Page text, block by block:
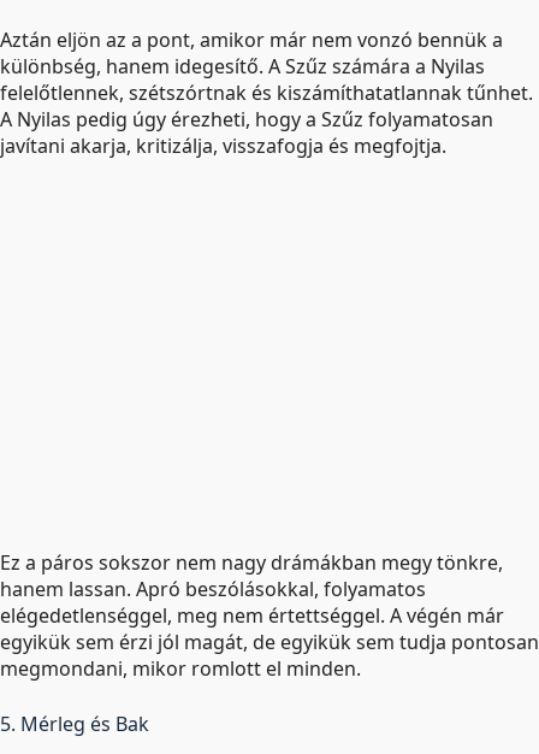
Aztán eljön az a pont, amikor már nem vonzó bennük a
különbség, hanem idegesítő. A Szűz számára a Nyilas
felelőtlennek, szétszórtnak és kiszámíthatatlannak tűnhet.
A Nyilas pedig úgy érezheti, hogy a Szűz folyamatosan
javítani akarja, kritizálja, visszafogja és megfojtja.
Ez a páros sokszor nem nagy drámákban megy tönkre,
hanem lassan. Apró beszólásokkal, folyamatos
elégedetlenséggel, meg nem értettséggel. A végén már
egyikük sem érzi jól magát, de egyikük sem tudja pontosan
megmondani, mikor romlott el minden.
5. Mérleg és Bak